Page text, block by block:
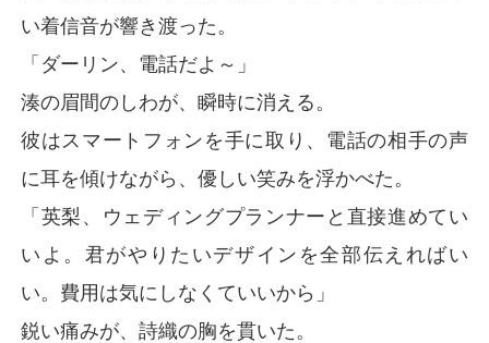
い着信音が響き渡った。
「ダーリン、電話だよ～」
湊の眉間のしわが、瞬時に消える。
彼はスマートフォンを手に取り、電話の相手の声
に耳を傾けながら、優しい笑みを浮かべた。
「英梨、ウェディングプランナーと直接進めてい
いよ。君がやりたいデザインを全部伝えればい
い。費用は気にしなくていいから」
鋭い痛みが、詩織の胸を貫いた。